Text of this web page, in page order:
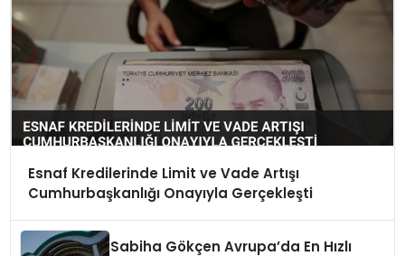
Esnaf Kredilerinde Limit ve Vade Artışı
Cumhurbaşkanlığı Onayıyla Gerçekleşti
Sabiha Gökçen Avrupa’da En Hızlı